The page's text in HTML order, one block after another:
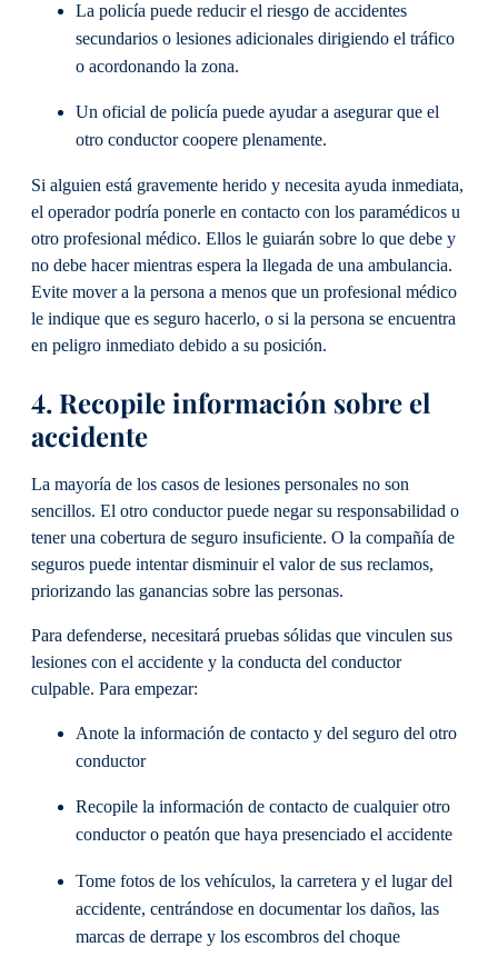
La policía puede reducir el riesgo de accidentes
secundarios o lesiones adicionales dirigiendo el tráfico
o acordonando la zona.
Un oficial de policía puede ayudar a asegurar que el
otro conductor coopere plenamente.
Si alguien está gravemente herido y necesita ayuda inmediata,
el operador podría ponerle en contacto con los paramédicos u
otro profesional médico. Ellos le guiarán sobre lo que debe y
no debe hacer mientras espera la llegada de una ambulancia.
Evite mover a la persona a menos que un profesional médico
le indique que es seguro hacerlo, o si la persona se encuentra
en peligro inmediato debido a su posición.
4. Recopile información sobre el
accidente
La mayoría de los casos de lesiones personales no son
sencillos. El otro conductor puede negar su responsabilidad o
tener una cobertura de seguro insuficiente. O la compañía de
seguros puede intentar disminuir el valor de sus reclamos,
priorizando las ganancias sobre las personas.
Para defenderse, necesitará pruebas sólidas que vinculen sus
lesiones con el accidente y la conducta del conductor
culpable. Para empezar:
Anote la información de contacto y del seguro del otro
conductor
Recopile la información de contacto de cualquier otro
conductor o peatón que haya presenciado el accidente
Tome fotos de los vehículos, la carretera y el lugar del
accidente, centrándose en documentar los daños, las
marcas de derrape y los escombros del choque